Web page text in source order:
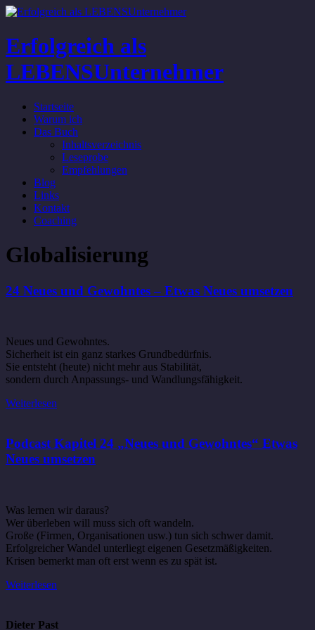
Erfolgreich als
LEBENSUnternehmer
Startseite
Warum ich
Das Buch
Inhaltsverzeichnis
Leseprobe
Empfehlungen
Blog
Links
Kontakt
Coaching
Globalisierung
24 Neues und Gewohntes – Etwas Neues umsetzen
Neues und Gewohntes.
Sicherheit ist ein ganz starkes Grundbedürfnis.
Sie entsteht (heute) nicht mehr aus Stabilität,
sondern durch Anpassungs- und Wandlungsfähigkeit.
Weiterlesen
Podcast Kapitel 24 „Neues und Gewohntes“ Etwas
Neues umsetzen
Was lernen wir daraus?
Wer überleben will muss sich oft wandeln.
Große (Firmen, Organisationen usw.) tun sich schwer damit.
Erfolgreicher Wandel unterliegt eigenen Gesetzmäßigkeiten.
Krisen bemerkt man oft erst wenn es zu spät ist.
Weiterlesen
Dieter Past